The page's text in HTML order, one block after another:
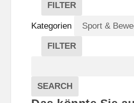
FILTER
V
E
R
A
A
L
Kategorien
FILTER
E
G
Veranstaltungen
SEARCH